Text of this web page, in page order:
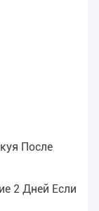
После
2 Дней Если